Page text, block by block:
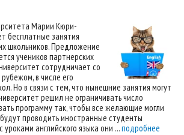
Марии Кюри-
бесплатные занятия
школьников. Предложение
учеников партнерских
сотрудничает со
в числе его
Но в связи с тем, что нынешние занятия могут
решил не ограничивать число
программу так, чтобы все желающие могли
проводить иностранные студенты
английского языка они ...подробнее